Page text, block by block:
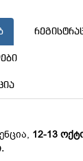
12-13